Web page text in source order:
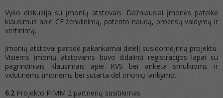
Vyko diskusija su įmonių atstovais. Dažniausiai įmonės pateikė
klausimus apie CE ženklinimą, patento naudą, procesų valdymą ir
vertinimą.
Įmonių atstovai parodė pakankamai didelį susidomėjimą projektu.
Visiems įmonių atstovams buvo išdalinti registracijos lapai su
pagrindiniais klausimais apie KVS bei anketa smulkioms ir
vidutinėms įmonėms bei sutarta dėl įmonių lankymo.
6.2 Projekto PIMM 2 partnerių susitikimas